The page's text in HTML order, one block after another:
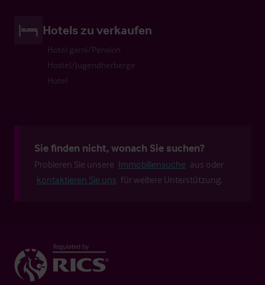
Hotels zu verkaufen
Hotel garni/Pension
Hostel/Jugendherberge
Hotel
Sie finden nicht, wonach Sie suchen?
Probieren Sie unsere Immobiliensuche aus oder
kontaktieren Sie uns für weitere Unterstützung.